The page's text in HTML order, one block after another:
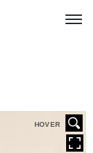
HOVER